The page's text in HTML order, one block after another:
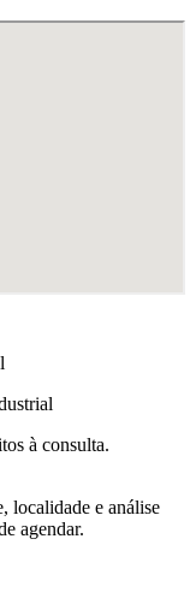
à consulta.
localidade e análise
agendar.